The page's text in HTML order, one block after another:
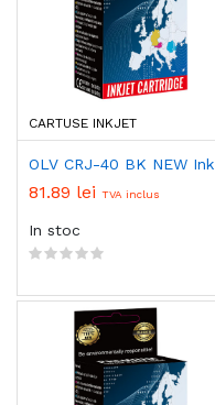
CARTUSE INKJET
OLV CRJ-40 BK NEW Ink
81.89 lei TVA inclus
In stoc